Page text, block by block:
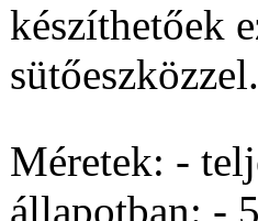
készíthetőek
sütőeszközzel.
Méretek: -
állapotban: -